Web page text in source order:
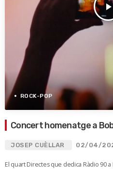
ROCK-POP
Concert homenatge a
JOSEP CUÈLLAR 02/04/
El quart Directes que dedica Ràdio 90